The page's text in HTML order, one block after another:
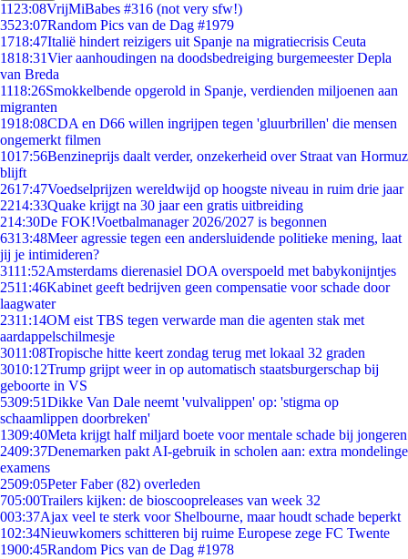
11 23:08VrijMiBabes #316 (not very sfw!)
3523:07Random Pics van de Dag #1979
1718:47Italië hindert reizigers uit Spanje na migratiecrisis Ceuta
1818:31Vier aanhoudingen na doodsbedreiging burgemeester Depla
van Breda
1118:26Smokkelbende opgerold in Spanje, verdienden miljoenen aan
migranten
1918:08CDA en D66 willen ingrijpen tegen 'gluurbrillen' die mensen
ongemerkt filmen
1017:56Benzineprijs daalt verder, onzekerheid over Straat van Hormuz
blijft
2617:47Voedselprijzen wereldwijd op hoogste niveau in ruim drie jaar
2214:33Quake krijgt na 30 jaar een gratis uitbreiding
214:30De FOK!Voetbalmanager 2026/2027 is begonnen
6313:48Meer agressie tegen een andersluidende politieke mening, laat
jij je intimideren?
3111:52Amsterdams dierenasiel DOA overspoeld met babykonijntjes
2511:46Kabinet geeft bedrijven geen compensatie voor schade door
laagwater
2311:14OM eist TBS tegen verwarde man die agenten stak met
aardappelschilmesje
3011:08Tropische hitte keert zondag terug met lokaal 32 graden
3010:12Trump grijpt weer in op automatisch staatsburgerschap bij
geboorte in VS
5309:51Dikke Van Dale neemt 'vulvalippen' op: 'stigma op
schaamlippen doorbreken'
1309:40Meta krijgt half miljard boete voor mentale schade bij jongeren
2409:37Denemarken pakt AI-gebruik in scholen aan: extra mondelinge
examens
2509:05Peter Faber (82) overleden
705:00Trailers kijken: de bioscoopreleases van week 32
003:37Ajax veel te sterk voor Shelbourne, maar houdt schade beperkt
102:34Nieuwkomers schitteren bij ruime Europese zege FC Twente
1900:45Random Pics van de Dag #1978